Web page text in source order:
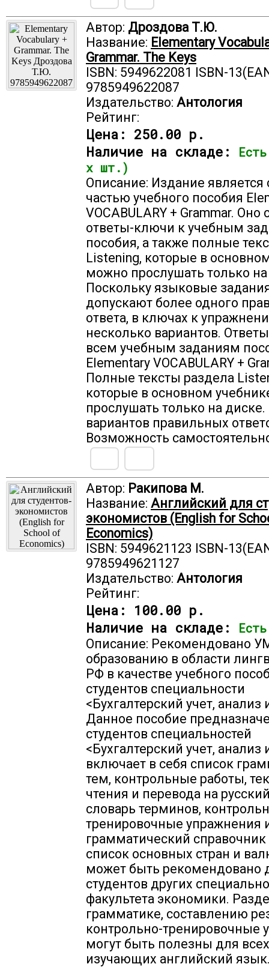
Автор: Дроздова Т.Ю.
Название: Elementary
Grammar. The Keys
ISBN: 5949622081 ISBN-
9785949622087
Издательство: Антология
Рейтинг:
Цена: 250.00 р.
Наличие на складе:
х шт.)
Описание: Издание является
частью учебного пособия
VOCABULARY + Grammar. Оно
ответы-ключи к учебным
пособия, а также полные
Listening, которые в
можно прослушать только
Поскольку языковые
допускают более одного
ответа, в ключах к
несколько вариантов.
всем учебным заданиям
Elementary VOCABULARY +
Полные тексты раздела
которые в основном
прослушать только на
вариантов правильных
Возможность
Автор: Ракипова М.
Название: Английский для
экономистов (English for
Economics)
ISBN: 5949621123 ISBN-
9785949621127
Издательство: Антология
Рейтинг:
Цена: 100.00 р.
Наличие на складе:
Описание: Рекомендовано
образованию в области
РФ в качестве учебного
студентов специальности
<Бухгалтерский учет, анализ
Данное пособие
студентов специальностей
<Бухгалтерский учет, анализ
включает в себя список
тем, контрольные работы,
чтения и перевода на
словарь терминов,
тренировочные упражнения
грамматический справочник
список основных стран и
может быть рекомендовано
студентов других
факультета экономики.
грамматике, составлению
контрольно-тренировочные
могут быть полезны для всех
изучающих английский